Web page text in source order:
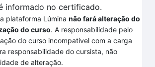
informado no certificado.
plataforma Lúminanão fará alteração do
do curso. A responsabilidade pelo
do curso incompatível com a carga
responsabilidade do cursista, não
de alteração.